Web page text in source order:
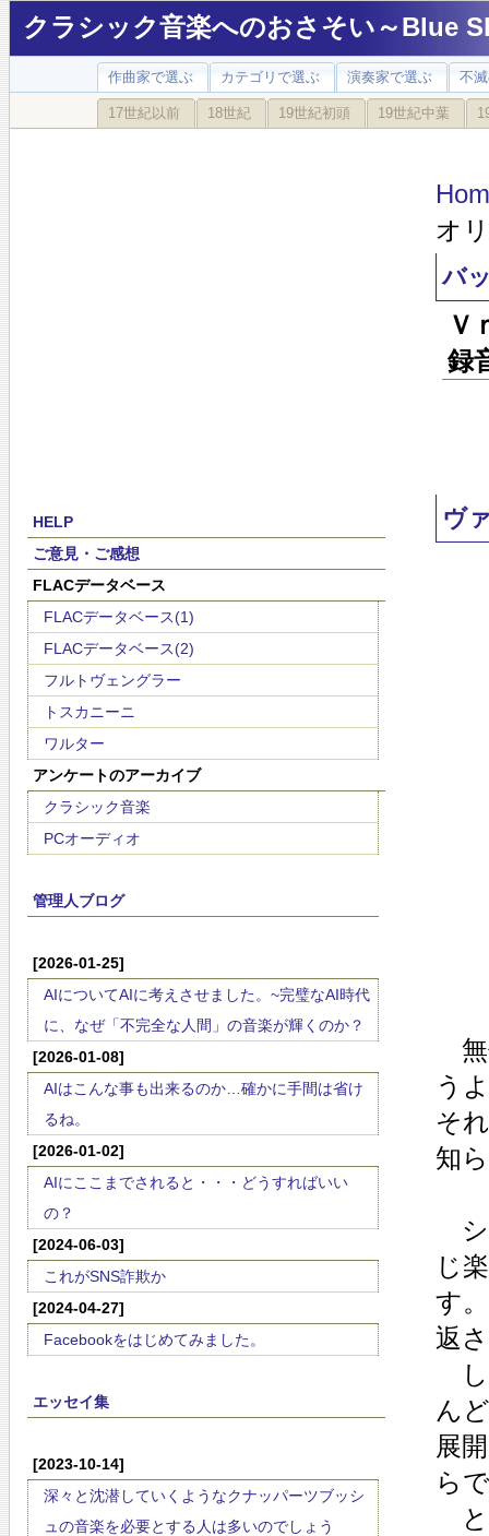
クラシック音楽へのおさそい～Blue
作曲家で選ぶ カテゴリで選ぶ 演奏家で選ぶ 不
17世紀以前 18世紀 19世紀初頭 19世紀中葉
HELP
ご意見・ご感想
FLACデータベース
FLACデータベース(1)
FLACデータベース(2)
フルトヴェングラー
トスカニーニ
ワルター
アンケートのアーカイブ
クラシック音楽
PCオーディオ
管理人ブログ
[2026-01-25]
AIについてAIに考えさせました。~完璧なAI時代
に、なぜ「不完全な人間」の音楽が輝くのか？
[2026-01-08]
AIはこんな事も出来るのか…確かに手間は省け
るね。
[2026-01-02]
AIにここまでされると・・・どうすればいい
の？
[2024-06-03]
これがSNS詐欺か
[2024-04-27]
Facebookをはじめてみました。
エッセイ集
[2023-10-14]
深々と沈潜していくようなクナッパーツブッシ
ュの音楽を必要とする人は多いのでしょう
オ
バ
Ｖ
録
ヴ
無
う
そ
知
シ
じ
す
返
し
ん
展
ら
と